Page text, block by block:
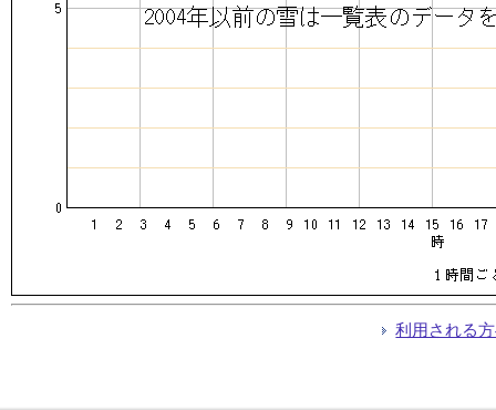
利用される